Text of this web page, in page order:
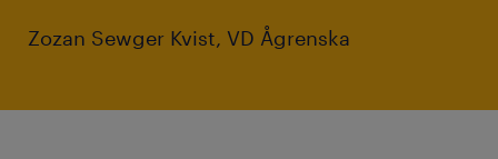
Zozan Sewger Kvist, VD Ågrenska